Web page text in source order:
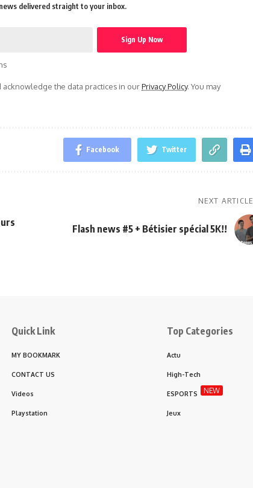
delivered straight to your inbox.
acknowledge the data practices in ourPrivacy Policy. You may
Facebook Twitter
NEXT ARTICLE
Flash news #5 + Bétisier spécial 5K!!
Quick Link
MY BOOKMARK
CONTACT US
Videos
Playstation
Top Categories
Actu
High-Tech
ESPORTS NEW
Jeux